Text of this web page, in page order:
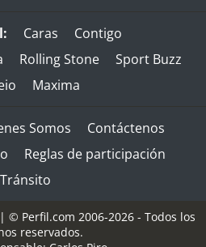
Caras
Contigo
Rolling Stone
Sport Buzz
Maxima
Somos
Contáctenos
Reglas de participación
Tránsito
| © Perfil.com 2006-2026 - Todos los
reservados.